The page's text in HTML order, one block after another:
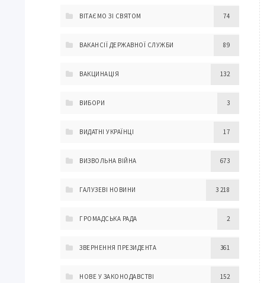
ВІТАЄМО ЗІ СВЯТОМ 74
ВАКАНСІЇ ДЕРЖАВНОЇ СЛУЖБИ 89
ВАКЦИНАЦІЯ 132
ВИБОРИ 3
ВИДАТНІ УКРАЇНЦІ 17
ВИЗВОЛЬНА ВІЙНА 673
ГАЛУЗЕВІ НОВИНИ 3 218
ГРОМАДСЬКА РАДА 2
ЗВЕРНЕННЯ ПРЕЗИДЕНТА 361
НОВЕ У ЗАКОНОДАВСТВІ 152